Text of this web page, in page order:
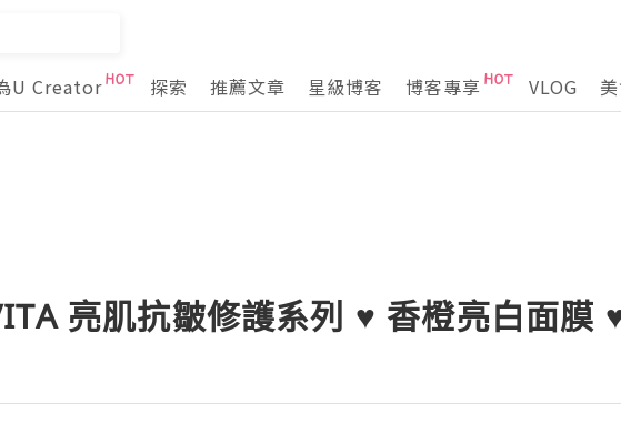
U Creator 探索 推薦文章 星級博客 博客專享 VLOG
亮肌抗皺修護系列 ♥ 香橙亮白面膜